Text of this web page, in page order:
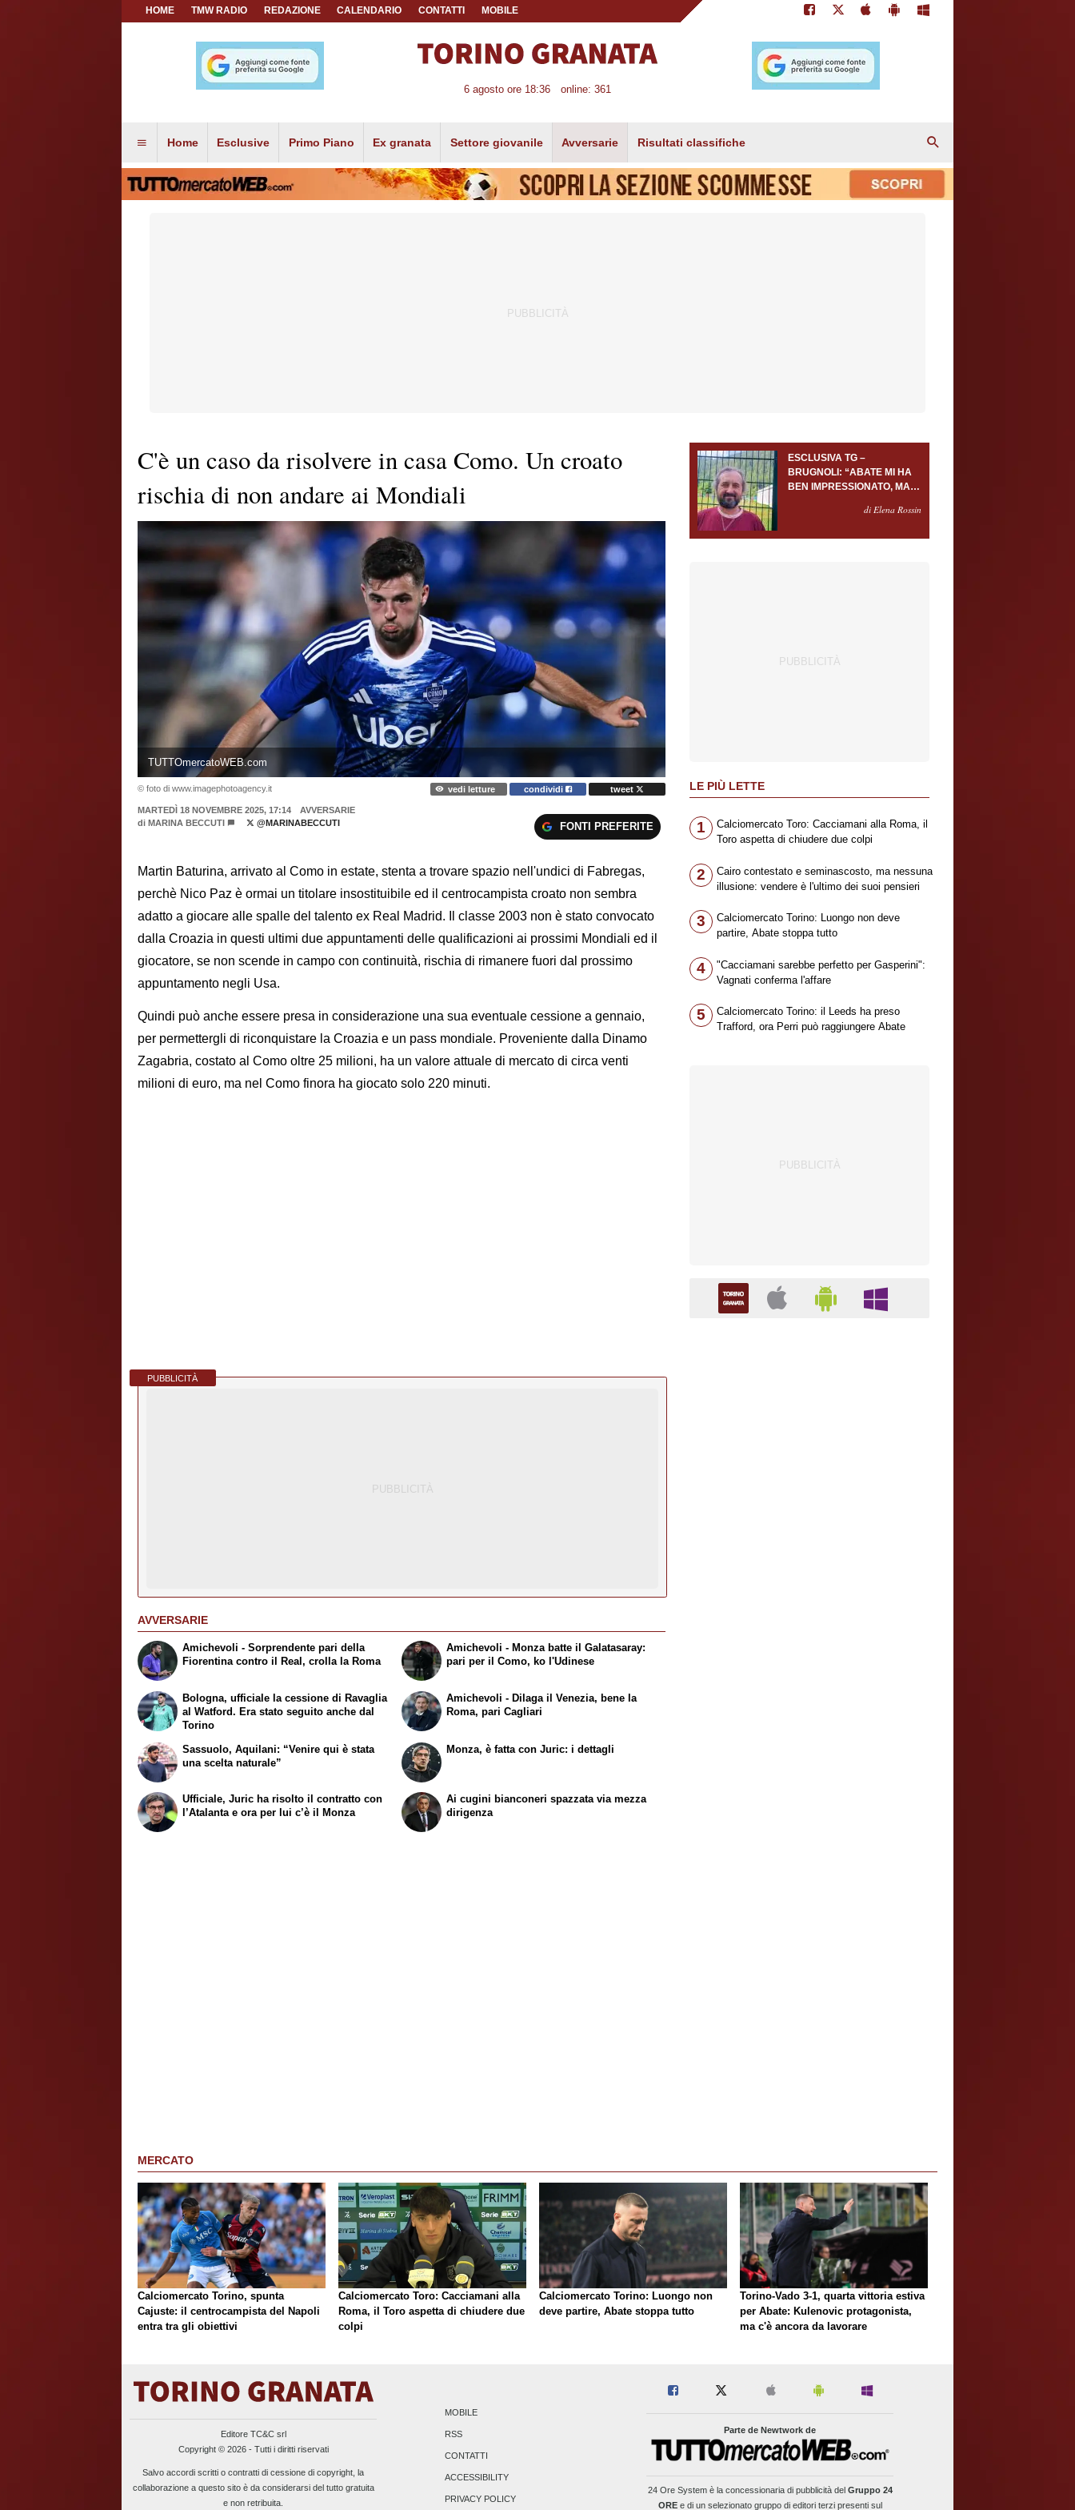
HOME TMW RADIO REDAZIONE CALENDARIO CONTATTI MOBILE
6 agosto ore 18:36 online: 361
Home Esclusive Primo Piano Ex granata Settore giovanile Avversarie Risultati classifiche
C'è un caso da risolvere in casa Como. Un croato
rischia di non andare ai Mondiali
TUTTOmercatoWEB.com
© foto di www.imagephotoagency.it vedi letture condividi tweet
MARTEDÌ 18 NOVEMBRE 2025, 17:14
AVVERSARIE
di MARINA BECCUTI @MARINABECCUTI FONTI PREFERITE
Martin Baturina, arrivato al Como in estate, stenta a trovare spazio nell'undici di Fabregas,
perchè Nico Paz è ormai un titolare insostituibile ed il centrocampista croato non sembra
adatto a giocare alle spalle del talento ex Real Madrid. Il classe 2003 non è stato convocato
dalla Croazia in questi ultimi due appuntamenti delle qualificazioni ai prossimi Mondiali ed il
giocatore, se non scende in campo con continuità, rischia di rimanere fuori dal prossimo
appuntamento negli Usa.
Quindi può anche essere presa in considerazione una sua eventuale cessione a gennaio,
per permettergli di riconquistare la Croazia e un pass mondiale. Proveniente dalla Dinamo
Zagabria, costato al Como oltre 25 milioni, ha un valore attuale di mercato di circa venti
milioni di euro, ma nel Como finora ha giocato solo 220 minuti.
PUBBLICITÀ
AVVERSARIE
Amichevoli - Sorprendente pari della
Fiorentina contro il Real, crolla la Roma
Bologna, ufficiale la cessione di Ravaglia
al Watford. Era stato seguito anche dal
Torino
Amichevoli - Monza batte il Galatasaray:
pari per il Como, ko l'Udinese
Amichevoli - Dilaga il Venezia, bene la
Roma, pari Cagliari
Sassuolo, Aquilani: “Venire qui è stata
una scelta naturale”
Ufficiale, Juric ha risolto il contratto con
l’Atalanta e ora per lui c’è il Monza
Monza, è fatta con Juric: i dettagli
Ai cugini bianconeri spazzata via mezza
dirigenza
ESCLUSIVA TG –
BRUGNOLI: “ABATE MI HA
BEN IMPRESSIONATO, MA
PORTIERE SERVONOdi Elena Rossin
LE PIÙ LETTE
1
Calciomercato Toro: Cacciamani alla Roma, il
Toro aspetta di chiudere due colpi
2
Cairo contestato e seminascosto, ma nessuna
illusione: vendere è l'ultimo dei suoi pensieri
3
Calciomercato Torino: Luongo non deve
partire, Abate stoppa tutto
4
"Cacciamani sarebbe perfetto per Gasperini":
Vagnati conferma l'affare
5
Calciomercato Torino: il Leeds ha preso
Trafford, ora Perri può raggiungere Abate
MERCATO
Calciomercato Torino, spunta
Cajuste: il centrocampista del Napoli
entra tra gli obiettivi
Calciomercato Toro: Cacciamani alla
Roma, il Toro aspetta di chiudere due
colpi
Calciomercato Torino: Luongo non
deve partire, Abate stoppa tutto
Torino-Vado 3-1, quarta vittoria estiva
per Abate: Kulenovic protagonista,
ma c'è ancora da lavorare
Editore TC&C srl
Copyright © 2026 - Tutti i diritti riservati
Salvo accordi scritti o contratti di cessione di copyright, la
collaborazione a questo sito è da considerarsi del tutto gratuita
e non retribuita.
MOBILE
RSS
CONTATTI
ACCESSIBILITY
PRIVACY POLICY
Parte de Newtwork de
24 Ore Systemè la concessionaria di pubblicità del Gruppo 24
OREe di un selezionato gruppo di editori terzi presenti sul